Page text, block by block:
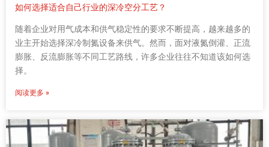
如何选择适合自己行业的深冷空分工艺？
随着企业对用气成本和供气稳定性的要求不断提高，越来越多的
业主开始选择深冷制氮设备来供气。然而，面对液氮倒灌、正流
膨胀、反流膨胀等不同工艺路线，许多企业往往不知道该如何选
择。
阅读更多 »